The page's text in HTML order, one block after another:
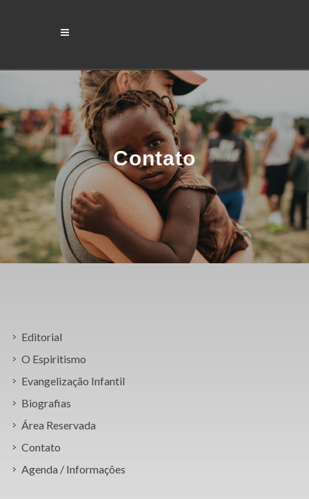
Contato
Editorial
O Espiritismo
Evangelização Infantil
Biografias
Área Reservada
Contato
Agenda / Informações